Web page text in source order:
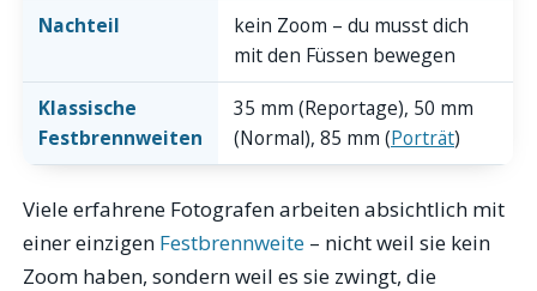
Nachteil
kein Zoom – du musst dich
mit den Füssen bewegen
Klassische
Festbrennweiten
35 mm (Reportage), 50 mm
(Normal), 85 mm (Porträt)
Viele erfahrene Fotografen arbeiten absichtlich mit
einer einzigen Festbrennweite – nicht weil sie kein
Zoom haben, sondern weil es sie zwingt, die